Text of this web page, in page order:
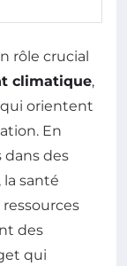
rôle crucial
climatique,
qui orientent
En
des
, la santé
des
qui